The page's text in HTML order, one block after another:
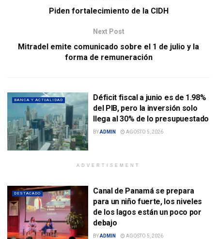
Piden fortalecimiento de la CIDH
Next Post
Mitradel emite comunicado sobre el 1 de julio y la
forma de remuneración
BANCA Y ACTUALIDAD
Déficit fiscal a junio es de 1.98%
del PIB, pero la inversión solo
llega al 30% de lo presupuestado
BYADMIN AGOSTO 5, 2026
ADVERTISEMENT
DESTACADO
Canal de Panamá se prepara
para un niño fuerte, los niveles
de los lagos están un poco por
debajo
BYADMIN AGOSTO 5, 2026